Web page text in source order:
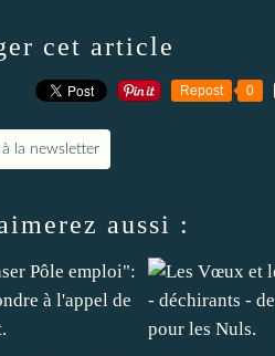
cet article
Repost 0
la newsletter
aussi :